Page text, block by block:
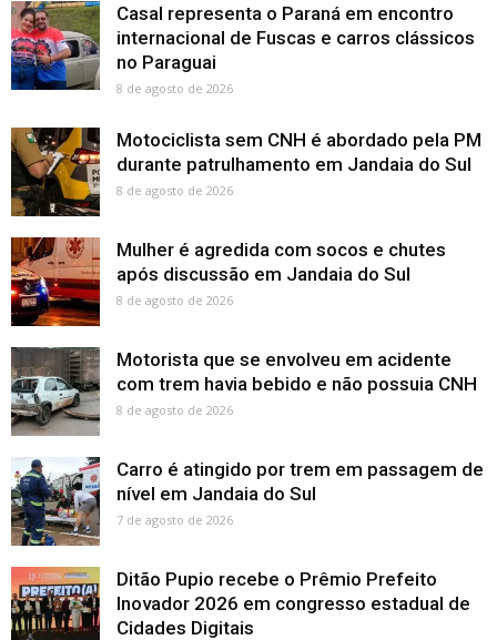
Casal representa o Paraná em encontro
internacional de Fuscas e carros clássicos
no Paraguai
8 de agosto de 2026
Motociclista sem CNH é abordado pela PM
durante patrulhamento em Jandaia do Sul
8 de agosto de 2026
Mulher é agredida com socos e chutes
após discussão em Jandaia do Sul
8 de agosto de 2026
Motorista que se envolveu em acidente
com trem havia bebido e não possuia CNH
8 de agosto de 2026
Carro é atingido por trem em passagem de
nível em Jandaia do Sul
7 de agosto de 2026
Ditão Pupio recebe o Prêmio Prefeito
Inovador 2026 em congresso estadual de
Cidades Digitais